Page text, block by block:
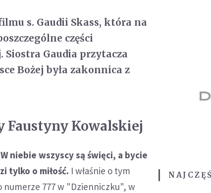
s. Gaudii Skass, która na
części
Gaudia przytacza
Bożej była zakonnica z
Faustyny Kowalskiej
niebie wszyscy są święci, a bycie
tylko o miłość. I właśnie o tym
numerze 777 w "Dzienniczku", w